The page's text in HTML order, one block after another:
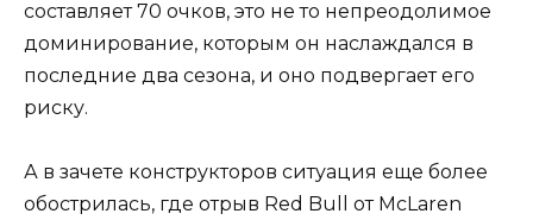
составляет 70 очков, это не то непреодолимое
доминирование, которым он наслаждался в
последние два сезона, и оно подвергает его
риску.
А в зачете конструкторов ситуация еще более
обострилась, где отрыв Red Bull от McLaren